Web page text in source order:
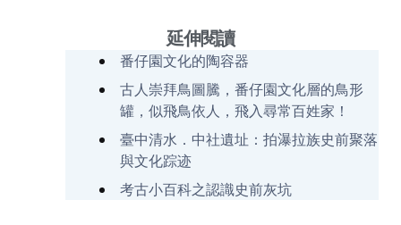
延伸閱讀
番仔園文化的陶容器
古人崇拜鳥圖騰，番仔園文化層的鳥形
罐，似飛鳥依人，飛入尋常百姓家！
臺中清水．中社遺址：拍瀑拉族史前聚落
與文化踪迹
考古小百科之認識史前灰坑